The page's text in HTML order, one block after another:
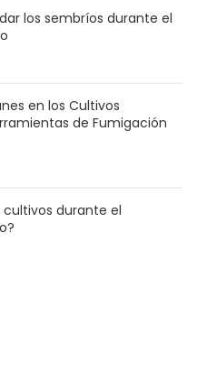
los sembríos durante el
en los Cultivos
de Fumigación
durante el